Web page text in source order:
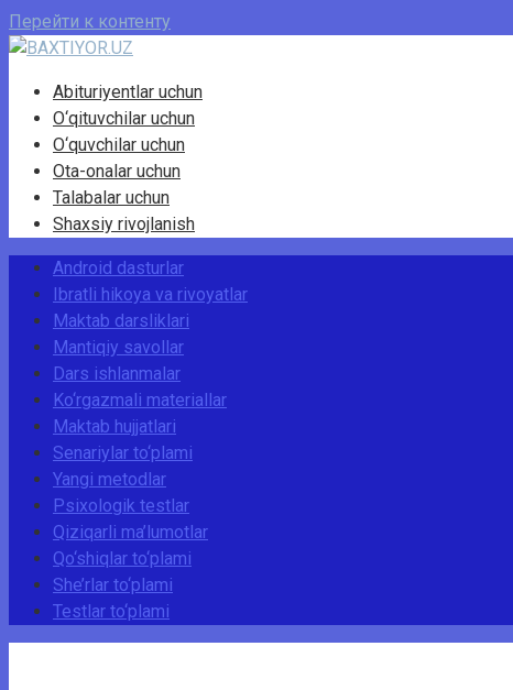
Перейти к контенту
Abituriyentlar uchun
O‘qituvchilar uchun
O‘quvchilar uchun
Ota-onalar uchun
Talabalar uchun
Shaxsiy rivojlanish
Android dasturlar
Ibratli hikoya va rivoyatlar
Maktab darsliklari
Mantiqiy savollar
Dars ishlanmalar
Ko‘rgazmali materiallar
Maktab hujjatlari
Senariylar to‘plami
Yangi metodlar
Psixologik testlar
Qiziqarli ma’lumotlar
Qo‘shiqlar to‘plami
She’rlar to‘plami
Testlar to‘plami